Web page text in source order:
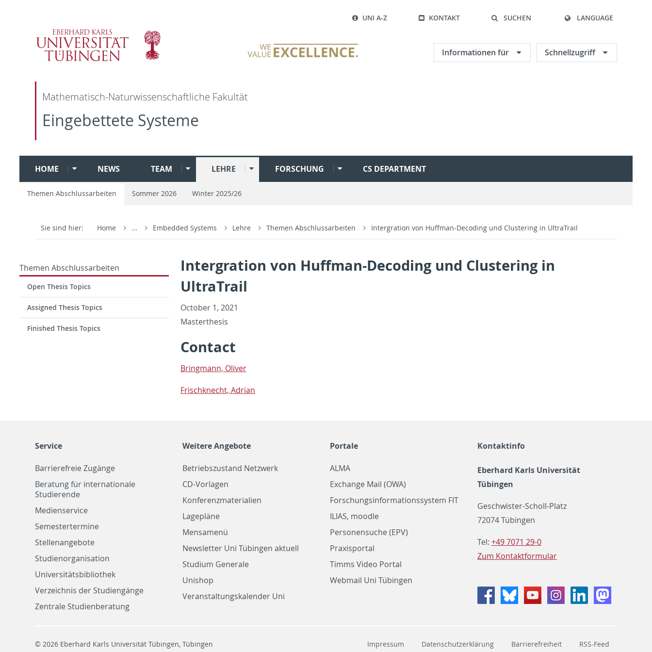
UNI A-Z KONTAKT SUCHEN LANGUAGE
Informationen für Schnellzugriff
Mathematisch-Naturwissenschaftliche Fakultät
Eingebettete Systeme
HOME NEWS TEAM LEHRE FORSCHUNG CS DEPARTMENT
Themen Abschlussarbeiten Sommer 2026 Winter 2025/26
Sie sind hier: Home ... Embedded Systems Lehre Themen Abschlussarbeiten Intergration von Huffman-Decoding und Clustering in UltraTrail
Themen Abschlussarbeiten
Open Thesis Topics
Assigned Thesis Topics
Finished Thesis Topics
Intergration von Huffman-Decoding und Clustering in
UltraTrail
Oc­to­ber 1, 2021
Mas­terthe­sis
Con­tact
Bring­mann, Oliver
Frischknecht, Adrian
Service
Barrierefreie Zugänge
Beratung für internationale
Studierende
Medienservice
Semestertermine
Stellenangebote
Studienorganisation
Universitätsbibliothek
Verzeichnis der Studiengänge
Zentrale Studienberatung
Weitere Angebote
Betriebszustand Netzwerk
CD-Vorlagen
Konferenzmaterialien
Lagepläne
Mensamenü
Newsletter Uni Tübingen aktuell
Studium Generale
Unishop
Veranstaltungskalender Uni
Portale
ALMA
Exchange Mail (OWA)
Forschungsinformationssystem FIT
ILIAS, moodle
Personensuche (EPV)
Praxisportal
Timms Video Portal
Webmail Uni Tübingen
Kontaktinfo
Eberhard Karls Universität
Tübingen
Geschwister-Scholl-Platz
72074 Tübingen
Tel: +49 7071 29-0
Zum Kontaktformular
FacebookBlueskyYoutubeInstagramLinkedInMastodon
© 2026 Eberhard Karls Universität Tübingen, Tübingen Impressum Datenschutzerklärung Barrierefreiheit RSS-Feed